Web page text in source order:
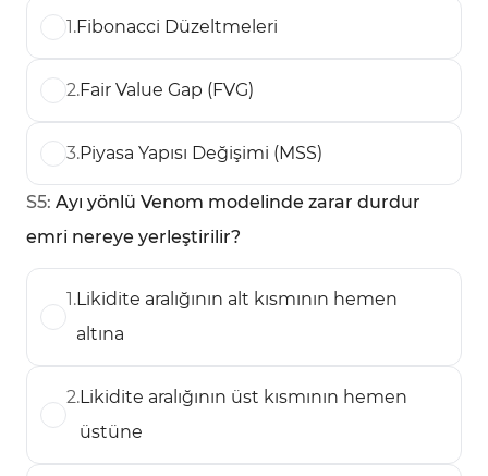
1.Fibonacci Düzeltmeleri
2.Fair Value Gap (FVG)
3.Piyasa Yapısı Değişimi (MSS)
S5: Ayı yönlü Venom modelinde zarar durdur
emri nereye yerleştirilir?
1.Likidite aralığının alt kısmının hemen
altına
2.Likidite aralığının üst kısmının hemen
üstüne